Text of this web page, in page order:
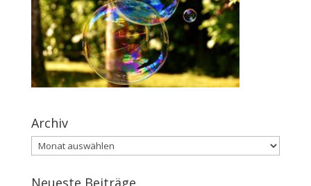
Archiv
Archiv
Neueste Beiträge